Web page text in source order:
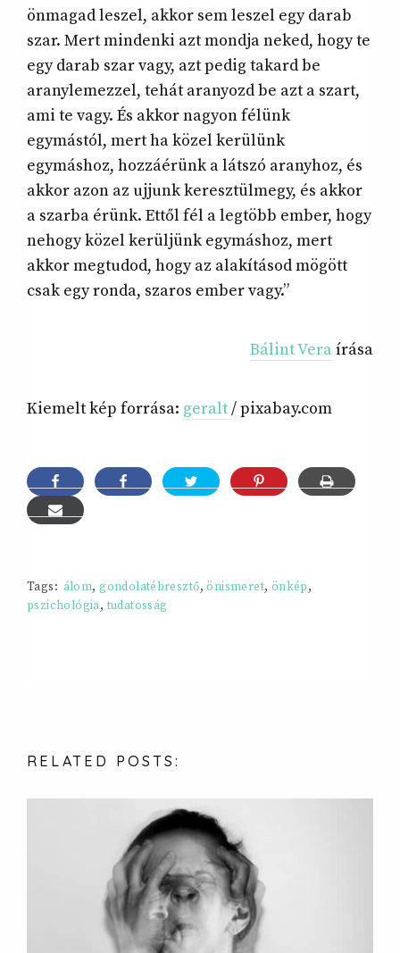
önmagad leszel, akkor sem leszel egy darab
szar. Mert mindenki azt mondja neked, hogy te
egy darab szar vagy, azt pedig takard be
aranylemezzel, tehát aranyozd be azt a szart,
ami te vagy. És akkor nagyon félünk
egymástól, mert ha közel kerülünk
egymáshoz, hozzáérünk a látszó aranyhoz, és
akkor azon az ujjunk keresztülmegy, és akkor
a szarba érünk. Ettől fél a legtöbb ember, hogy
nehogy közel kerüljünk egymáshoz, mert
akkor megtudod, hogy az alakításod mögött
csak egy ronda, szaros ember vagy.”
Bálint Vera írása
Kiemelt kép forrása: geralt/ pixabay.com
Tags: álom,gondolatébresztő,önismeret, önkép,
pszichológia,tudatosság
RELATED POSTS: